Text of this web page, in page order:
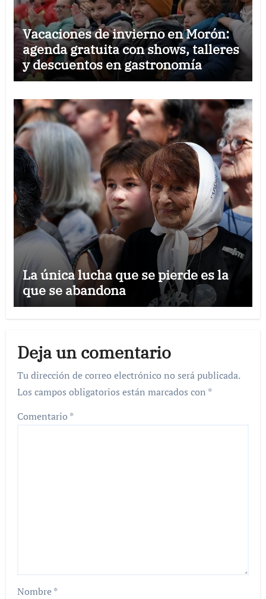
Vacaciones de invierno en Morón:
agenda gratuita con shows, talleres
y descuentos en gastronomía
La única lucha que se pierde es la
que se abandona
Deja un comentario
Tu dirección de correo electrónico no será publicada.
Los campos obligatorios están marcados con *
Comentario *
Nombre*